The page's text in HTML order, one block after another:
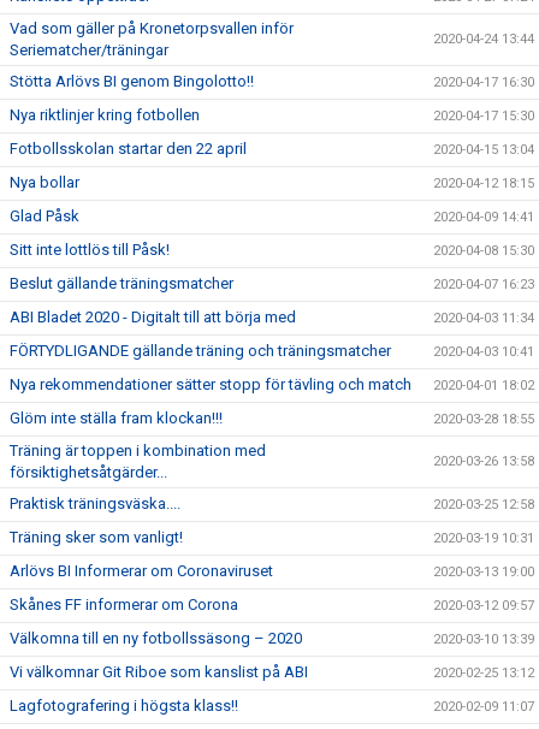
Vad som gäller på Kronetorpsvallen inför
Seriematcher/träningar
2020-04-24 13:44
Stötta Arlövs BI genom Bingolotto!! 2020-04-17 16:30
Nya riktlinjer kring fotbollen 2020-04-17 15:30
Fotbollsskolan startar den 22 april 2020-04-15 13:04
Nya bollar 2020-04-12 18:15
Glad Påsk 2020-04-09 14:41
Sitt inte lottlös till Påsk! 2020-04-08 15:30
Beslut gällande träningsmatcher 2020-04-07 16:23
ABI Bladet 2020 - Digitalt till att börja med 2020-04-03 11:34
FÖRTYDLIGANDE gällande träning och träningsmatcher 2020-04-03 10:41
Nya rekommendationer sätter stopp för tävling och match 2020-04-01 18:02
Glöm inte ställa fram klockan!!! 2020-03-28 18:55
Träning är toppen i kombination med
försiktighetsåtgärder...
2020-03-26 13:58
Praktisk träningsväska.... 2020-03-25 12:58
Träning sker som vanligt! 2020-03-19 10:31
Arlövs BI Informerar om Coronaviruset 2020-03-13 19:00
Skånes FF informerar om Corona 2020-03-12 09:57
Välkomna till en ny fotbollssäsong – 2020 2020-03-10 13:39
Vi välkomnar Git Riboe som kanslist på ABI 2020-02-25 13:12
Lagfotografering i högsta klass!! 2020-02-09 11:07